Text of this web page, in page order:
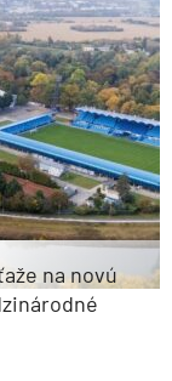
na novú